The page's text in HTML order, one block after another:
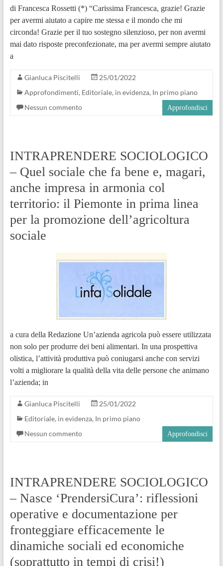
di Francesca Rossetti (*) “Carissima Francesca, grazie! Grazie
per avermi aiutato a capire me stessa e il mondo che mi
circonda! Grazie per il tuo sostegno silenzioso, per non avermi
mai dato risposte preconfezionate, ma per avermi sempre aiutato
a
Gianluca Piscitelli
25/01/2022
Approfondimenti, Editoriale, in evidenza, In primo piano
Nessun commento
Approfondisci
INTRAPRENDERE SOCIOLOGICO
– Quel sociale che fa bene e, magari,
anche impresa in armonia col
territorio: il Piemonte in prima linea
per la promozione dell’agricoltura
sociale
a cura della Redazione Un’azienda agricola può essere utilizzata
non solo per produrre dei beni alimentari. In una prospettiva
olistica, l’attività produttiva può coniugarsi anche con servizi
volti a migliorare la qualità della vita delle persone che animano
l’azienda; in
Gianluca Piscitelli
25/01/2022
Editoriale, in evidenza, In primo piano
Nessun commento
Approfondisci
INTRAPRENDERE SOCIOLOGICO
– Nasce ‘PrendersiCura’: riflessioni
operative e documentazione per
fronteggiare efficacemente le
dinamiche sociali ed economiche
(soprattutto in tempi di crisi!)